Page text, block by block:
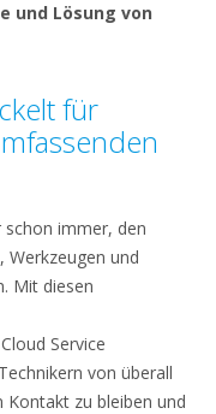
und Lösung von
für
schon immer, den
Werkzeugen und
Mit diesen
Service
von überall
Kontakt zu bleiben und